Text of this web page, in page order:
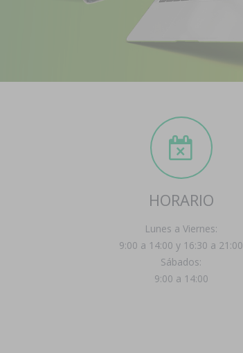
HORARIO
Lunes a Viernes:
9:00 a 14:00 y 16:30 a 21:00
Sábados:
9:00 a 14:00